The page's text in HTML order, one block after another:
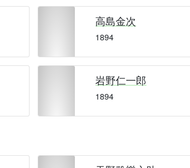
高島金次
1894
岩野仁一郎
1894